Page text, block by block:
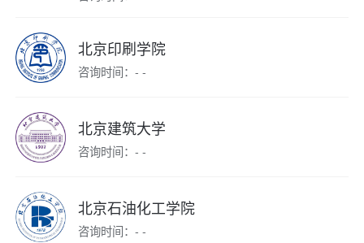
北京印刷学院
咨询时间：- -
北京建筑大学
咨询时间：- -
北京石油化工学院
咨询时间：- -